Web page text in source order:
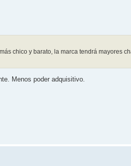
chico y barato, la marca tendrá mayores
Menos poder adquisitivo.